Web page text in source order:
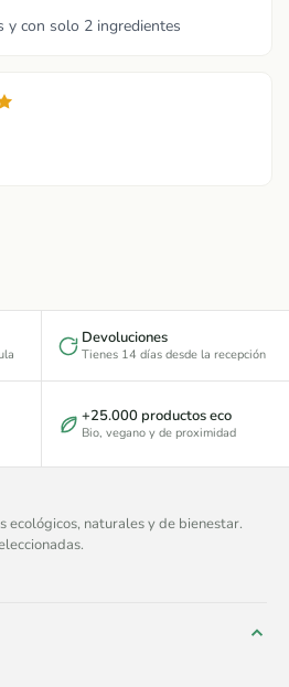
y con solo 2 ingredientes
Devoluciones
Tienes 14 días desde la recepción
+25.000 productos eco
Bio, vegano y de proximidad
ecológicos, naturales y de bienestar.